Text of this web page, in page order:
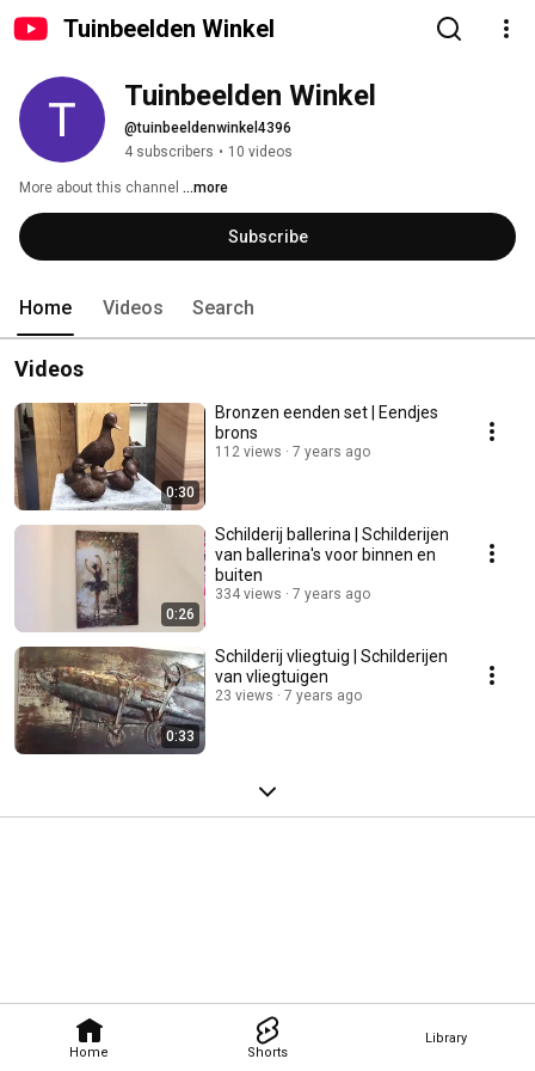
Tuinbeelden Winkel
Home Shorts
Library
Tuinbeelden Winkel
@tuinbeeldenwinkel4396
4 subscribers • 10 videos
More about this channel ...more
Subscribe
Home Videos Search
Videos
0:30
Bronzen eenden set | Eendjes
brons
112 views 7 years ago
0:26
Schilderij ballerina | Schilderijen
van ballerina's voor binnen en
buiten
334 views 7 years ago
0:33
Schilderij vliegtuig | Schilderijen
van vliegtuigen
23 views 7 years ago